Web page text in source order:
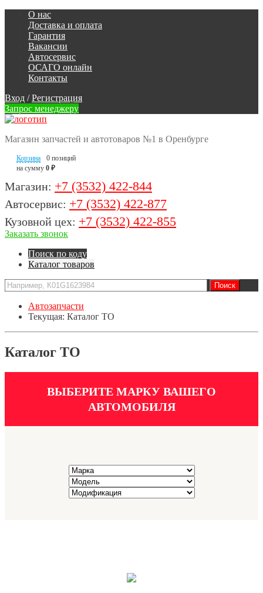
О нас
Доставка и оплата
Гарантия
Вакансии
Автосервис
ОСАГО онлайн
Контакты
Вход / Регистрация
Запрос менеджеру
Магазин запчастей и автотоваров №1 в Оренбурге
Корзина
0 позиций
на сумму 0 ₽
Магазин: +7 (3532) 422-844
Автосервис: +7 (3532) 422-877
Кузовной цех: +7 (3532) 422-855
Заказать звонок
Поиск по коду
Каталог товаров
Автозапчасти
Текущая: Каталог ТО
Каталог ТО
ВЫБЕРИТЕ МАРКУ ВАШЕГО
АВТОМОБИЛЯ